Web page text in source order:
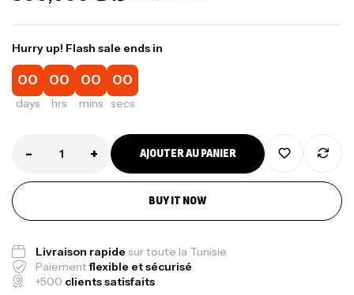
Hurry up! Flash sale ends in
00
days
00
hrs
00
mins
00
secs
- + AJOUTER AU PANIER
BUY IT NOW
Livraison rapide sur toute la Tunisie
Paiementflexible et sécurisé
+500 clients satisfaits
Canne Jigging Sunset Massive Attack
1.83m 120/250gr 30kg
Cannes,Jigging